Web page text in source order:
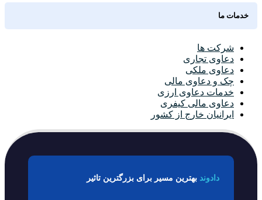
خدمات ما
شرکت ها
دعاوی تجاری
دعاوی ملکی
چک و دعاوی مالی
خدمات دعاوی ارزی
دعاوی مالی کیفری
ایرانیان خارج از کشور
دادوند بهترین مسیر برای بزرگترین تاثیر